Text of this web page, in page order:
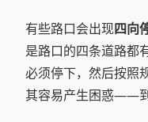
有些路口会出现四向
是路口的四条道路都
必须停下，然后按照
其容易产生困惑——